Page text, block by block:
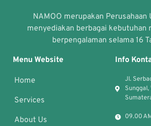
NAMOO merupakan Perusahaan
menyediakan berbagai kebutuhan
berpengalaman selama 16
Menu Website
Home
Services
About Us
Info
Jl.
09.00